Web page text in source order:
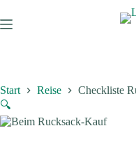
Inhalt
springen
Start Reise
Checkliste
🔍